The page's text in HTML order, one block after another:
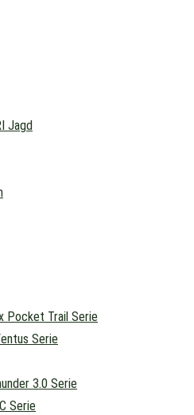
Jagd
Pocket Trail Serie
Serie
3.0 Serie
Serie